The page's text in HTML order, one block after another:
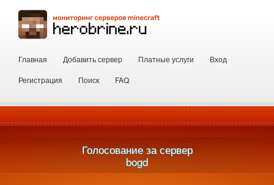
Главная Добавить сервер Платные услуги
Вход
Регистрация
Поиск FAQ
Голосование за сервер
bogd